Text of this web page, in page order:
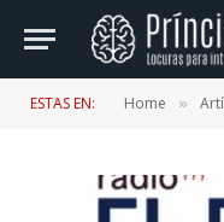
ESTAS EN: Home »